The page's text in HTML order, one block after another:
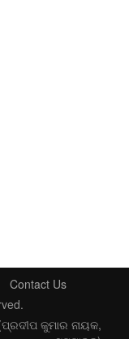
Contact Us
କୁମାର ନାୟକ,